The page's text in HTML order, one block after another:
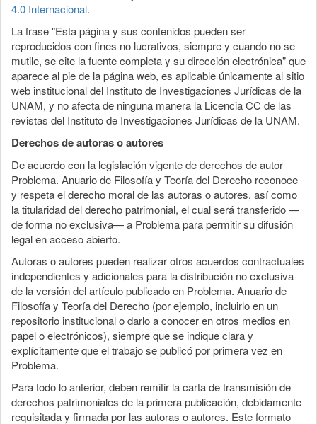
4.0 Internacional.
La frase "Esta página y sus contenidos pueden ser
reproducidos con fines no lucrativos, siempre y cuando no se
mutile, se cite la fuente completa y su dirección electrónica" que
aparece al pie de la página web, es aplicable únicamente al sitio
web institucional del Instituto de Investigaciones Jurídicas de la
UNAM, y no afecta de ninguna manera la Licencia CC de las
revistas del Instituto de Investigaciones Jurídicas de la UNAM.
Derechos de autoras o autores
De acuerdo con la legislación vigente de derechos de autor
Problema. Anuario de Filosofía y Teoría del Derecho reconoce
y respeta el derecho moral de las autoras o autores, así como
la titularidad del derecho patrimonial, el cual será transferido —
de forma no exclusiva— a Problema para permitir su difusión
legal en acceso abierto.
Autoras o autores pueden realizar otros acuerdos contractuales
independientes y adicionales para la distribución no exclusiva
de la versión del artículo publicado en Problema. Anuario de
Filosofía y Teoría del Derecho (por ejemplo, incluirlo en un
repositorio institucional o darlo a conocer en otros medios en
papel o electrónicos), siempre que se indique clara y
explícitamente que el trabajo se publicó por primera vez en
Problema.
Para todo lo anterior, deben remitir la carta de transmisión de
derechos patrimoniales de la primera publicación, debidamente
requisitada y firmada por las autoras o autores. Este formato